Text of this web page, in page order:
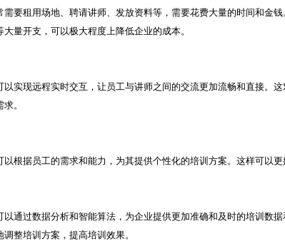
需要租用场地、聘请讲师、发放资料等，需要花费大量的时间和金
量开支，可以极大程度上降低企业的成本。
以实现远程实时交互，让员工与讲师之间的交流更加流畅和直接。
。
根据员工的需求和能力，为其提供个性化的培训方案。这样可以更
以通过数据分析和智能算法，为企业提供更加准确和及时的培训数
整培训方案，提高培训效果。